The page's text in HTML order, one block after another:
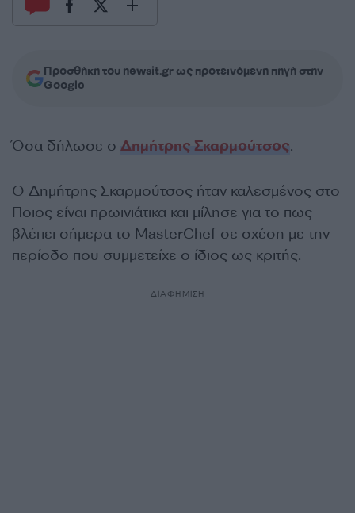
Προσθήκη του newsit.gr ως προτεινόμενη πηγή στην
Google
Όσα δήλωσε ο Δημήτρης Σκαρμούτσος.
Ο Δημήτρης Σκαρμούτσος ήταν καλεσμένος στο
Ποιος είναι πρωινιάτικα και μίλησε για το πως
βλέπει σήμερα το MasterChef σε σχέση με την
περίοδο που συμμετείχε ο ίδιος ως κριτής.
ΔΙΑΦΗΜΙΣΗ